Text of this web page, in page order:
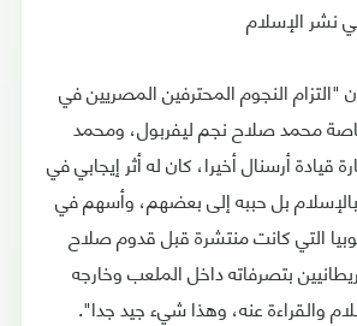
نشر الإسلام
النجوم المحترفين المصريين في
محمد صلاح نجم ليفربول، ومحمد
قيادة أرسنال أخيرا، كان له أثر إيجابي في
بالإسلام بل حببه إلى بعضهم، وأسهم في
التي كانت منتشرة قبل قدوم صلاح
بتصرفاته داخل الملعب وخارجه
والقراءة عنه، وهذا شيء جيد جدا".